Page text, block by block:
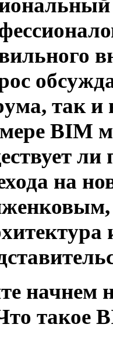
так и
BIM
на
начнем
такое